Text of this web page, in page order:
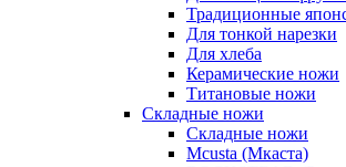
Традиционные
Для тонкой нарезки
Для хлеба
Керамические ножи
Титановые ножи
Складные ножи
Складные ножи
Mcusta (Мкаста)